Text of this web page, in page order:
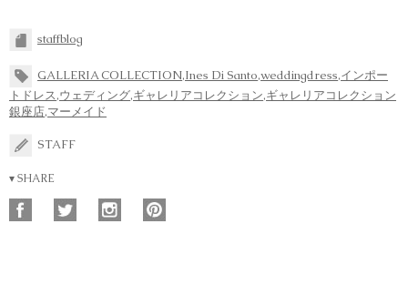
staffblog
GALLERIA COLLECTION,Ines Di Santo,weddingdress,インポー
トドレス,ウェディング,ギャレリアコレクション,ギャレリアコレクション
銀座店,マーメイド
STAFF
▾ SHARE